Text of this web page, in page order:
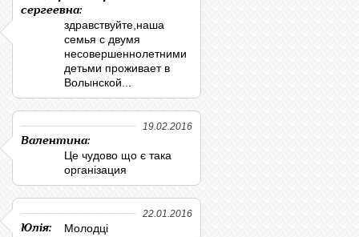
сергеевна:
здравствуйте,наша
семья с двумя
несовершеннолетними
детьми проживает в
Волынской...
19.02.2016
Валентина:
Це чудово що є така
організация
22.01.2016
Юлія: Молодці